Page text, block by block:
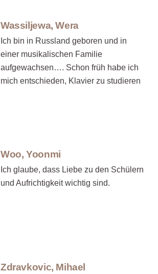
Wassiljewa, Wera
Ich bin in Russland geboren und in
einer musikalischen Familie
aufgewachsen…. Schon früh habe ich
mich entschieden, Klavier zu studieren
Woo, Yoonmi
Ich glaube, dass Liebe zu den Schülern
und Aufrichtigkeit wichtig sind.
Zdravkovic, Mihael